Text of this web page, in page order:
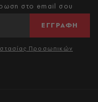
στο email σου
ΕΓΓΡΑΦΗ
Προσωπικών